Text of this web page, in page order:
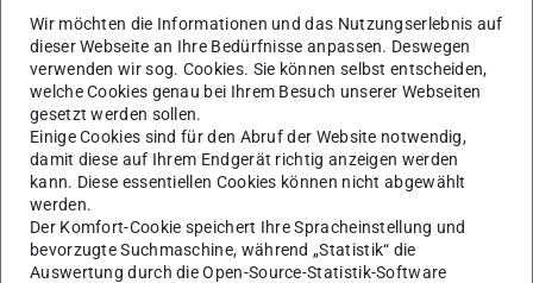
Transformation zu einer nachhaltigeren, energie- und
ressourceneffizienten Industrie und Wirtschaft vorgestellt
und diskutiert. Vom PTW hat je ein:e Vertreter:in aus jeder
Forschungsgruppe an der spannenden Veranstaltung
teilgenommen. Das waren von links nach rechts
Magnus von Elling, Leonie Meldt ,
Ivana Valentina
Ljubicicund
Wir freuen uns auf das nächste AWK in 3 Jahren!
Wir möchten die Informationen und das Nutzungserlebnis auf
dieser Webseite an Ihre Bedürfnisse anpassen. Deswegen
verwenden wir sog. Cookies. Sie können selbst entscheiden,
welche Cookies genau bei Ihrem Besuch unserer Webseiten
gesetzt werden sollen.
Einige Cookies sind für den Abruf der Website notwendig,
damit diese auf Ihrem Endgerät richtig anzeigen werden
kann. Diese essentiellen Cookies können nicht abgewählt
werden.
Der Komfort-Cookie speichert Ihre Spracheinstellung und
bevorzugte Suchmaschine, während „Statistik“ die
Auswertung durch die Open-Source-Statistik-Software